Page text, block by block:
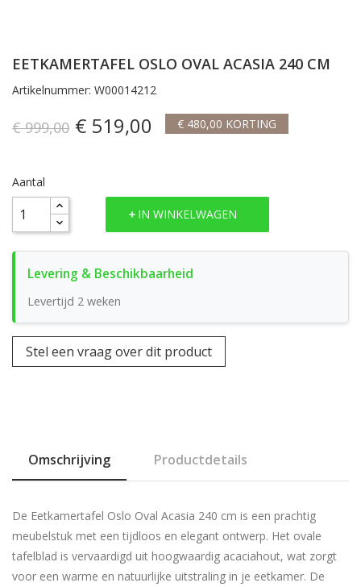
EETKAMERTAFEL OSLO OVAL ACASIA 240 CM
Artikelnummer: W00014212
€ 999,00 € 519,00 € 480,00 KORTING
Aantal
IN WINKELWAGEN
Levertijd 2 weken
Stel een vraag over dit product
Omschrijving Productdetails
De Eetkamertafel Oslo Oval Acasia 240 cm is een prachtig
meubelstuk met een tijdloos en elegant ontwerp. Het ovale
tafelblad is vervaardigd uit hoogwaardig acaciahout, wat zorgt
voor een warme en natuurlijke uitstraling in je eetkamer. De